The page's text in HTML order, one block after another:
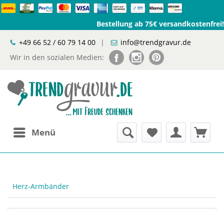
Bestellung ab 75€ versandkostenfrei!
+49 66 52 / 60 79 14 00
|
info@trendgravur.de
Wir in den sozialen Medien:
Menü
Herz-Armbänder